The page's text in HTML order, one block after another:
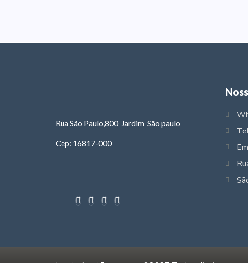
Rua São Paulo,800 Jardim São paulo
Cep: 16817-000